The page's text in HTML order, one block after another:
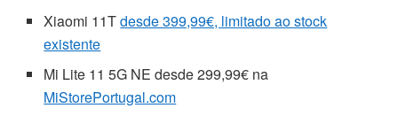
Xiaomi 11Tdesde 399,99€, limitado ao stock
existente
Mi Lite 11 5G NE desde 299,99€ na
MiStorePortugal.com